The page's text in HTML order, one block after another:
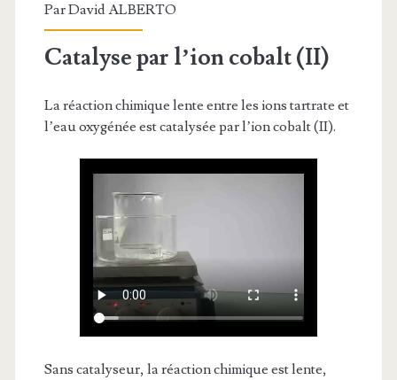
ParDavid ALBERTO
Catalyse par l’ion cobalt (II)
La réaction chimique lente entre les ions tartrate et
l’eau oxygénée est catalysée par l’ion cobalt (II).
Sans catalyseur, la réaction chimique est lente,